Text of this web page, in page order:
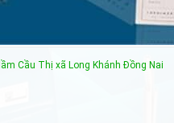
Cầu Thị xã Long Khánh Đồng Nai